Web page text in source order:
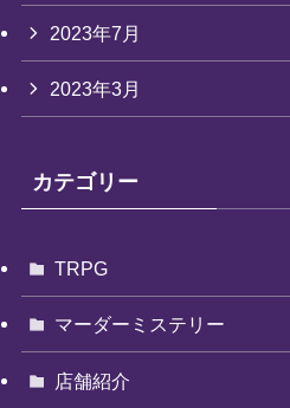
2023年7月
2023年3月
カテゴリー
TRPG
マーダーミステリー
店舗紹介